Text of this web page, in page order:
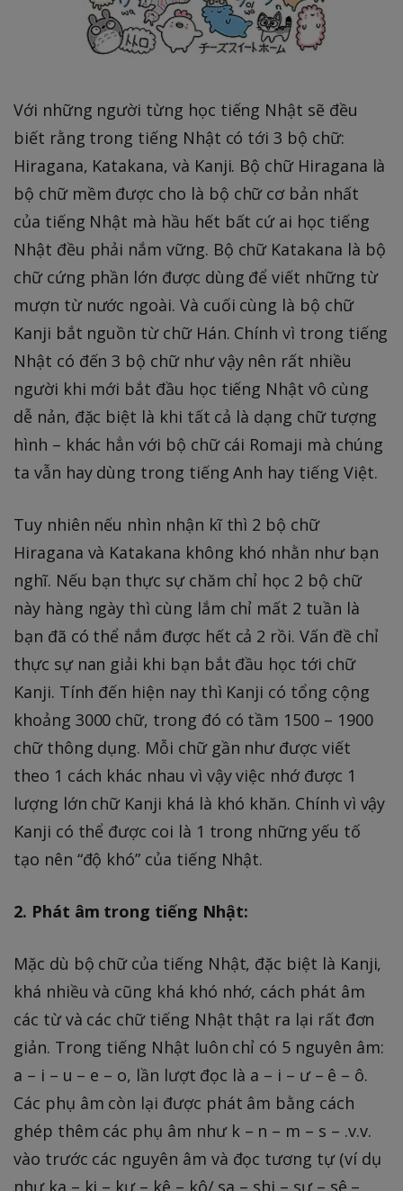
Với những người từng học tiếng Nhật sẽ đều
biết rằng trong tiếng Nhật có tới 3 bộ chữ:
Hiragana, Katakana, và Kanji. Bộ chữ Hiragana là
bộ chữ mềm được cho là bộ chữ cơ bản nhất
của tiếng Nhật mà hầu hết bất cứ ai học tiếng
Nhật đều phải nắm vững. Bộ chữ Katakana là bộ
chữ cứng phần lớn được dùng để viết những từ
mượn từ nước ngoài. Và cuối cùng là bộ chữ
Kanji bắt nguồn từ chữ Hán. Chính vì trong tiếng
Nhật có đến 3 bộ chữ như vậy nên rất nhiều
người khi mới bắt đầu học tiếng Nhật vô cùng
dễ nản, đặc biệt là khi tất cả là dạng chữ tượng
hình – khác hẳn với bộ chữ cái Romaji mà chúng
ta vẫn hay dùng trong tiếng Anh hay tiếng Việt.
Tuy nhiên nếu nhìn nhận kĩ thì 2 bộ chữ
Hiragana và Katakana không khó nhằn như bạn
nghĩ. Nếu bạn thực sự chăm chỉ học 2 bộ chữ
này hàng ngày thì cùng lắm chỉ mất 2 tuần là
bạn đã có thể nắm được hết cả 2 rồi. Vấn đề chỉ
thực sự nan giải khi bạn bắt đầu học tới chữ
Kanji. Tính đến hiện nay thì Kanji có tổng cộng
khoảng 3000 chữ, trong đó có tầm 1500 – 1900
chữ thông dụng. Mỗi chữ gần như được viết
theo 1 cách khác nhau vì vậy việc nhớ được 1
lượng lớn chữ Kanji khá là khó khăn. Chính vì vậy
Kanji có thể được coi là 1 trong những yếu tố
tạo nên “độ khó” của tiếng Nhật.
2. Phát âm trong tiếng Nhật:
Mặc dù bộ chữ của tiếng Nhật, đặc biệt là Kanji,
khá nhiều và cũng khá khó nhớ, cách phát âm
các từ và các chữ tiếng Nhật thật ra lại rất đơn
giản. Trong tiếng Nhật luôn chỉ có 5 nguyên âm:
a – i – u – e – o, lần lượt đọc là a – i – ư – ê – ô.
Các phụ âm còn lại được phát âm bằng cách
ghép thêm các phụ âm như k – n – m – s – .v.v.
vào trước các nguyên âm và đọc tương tự (ví dụ
như ka – ki – kư – kê – kô/ sa – shi – sư – sê –